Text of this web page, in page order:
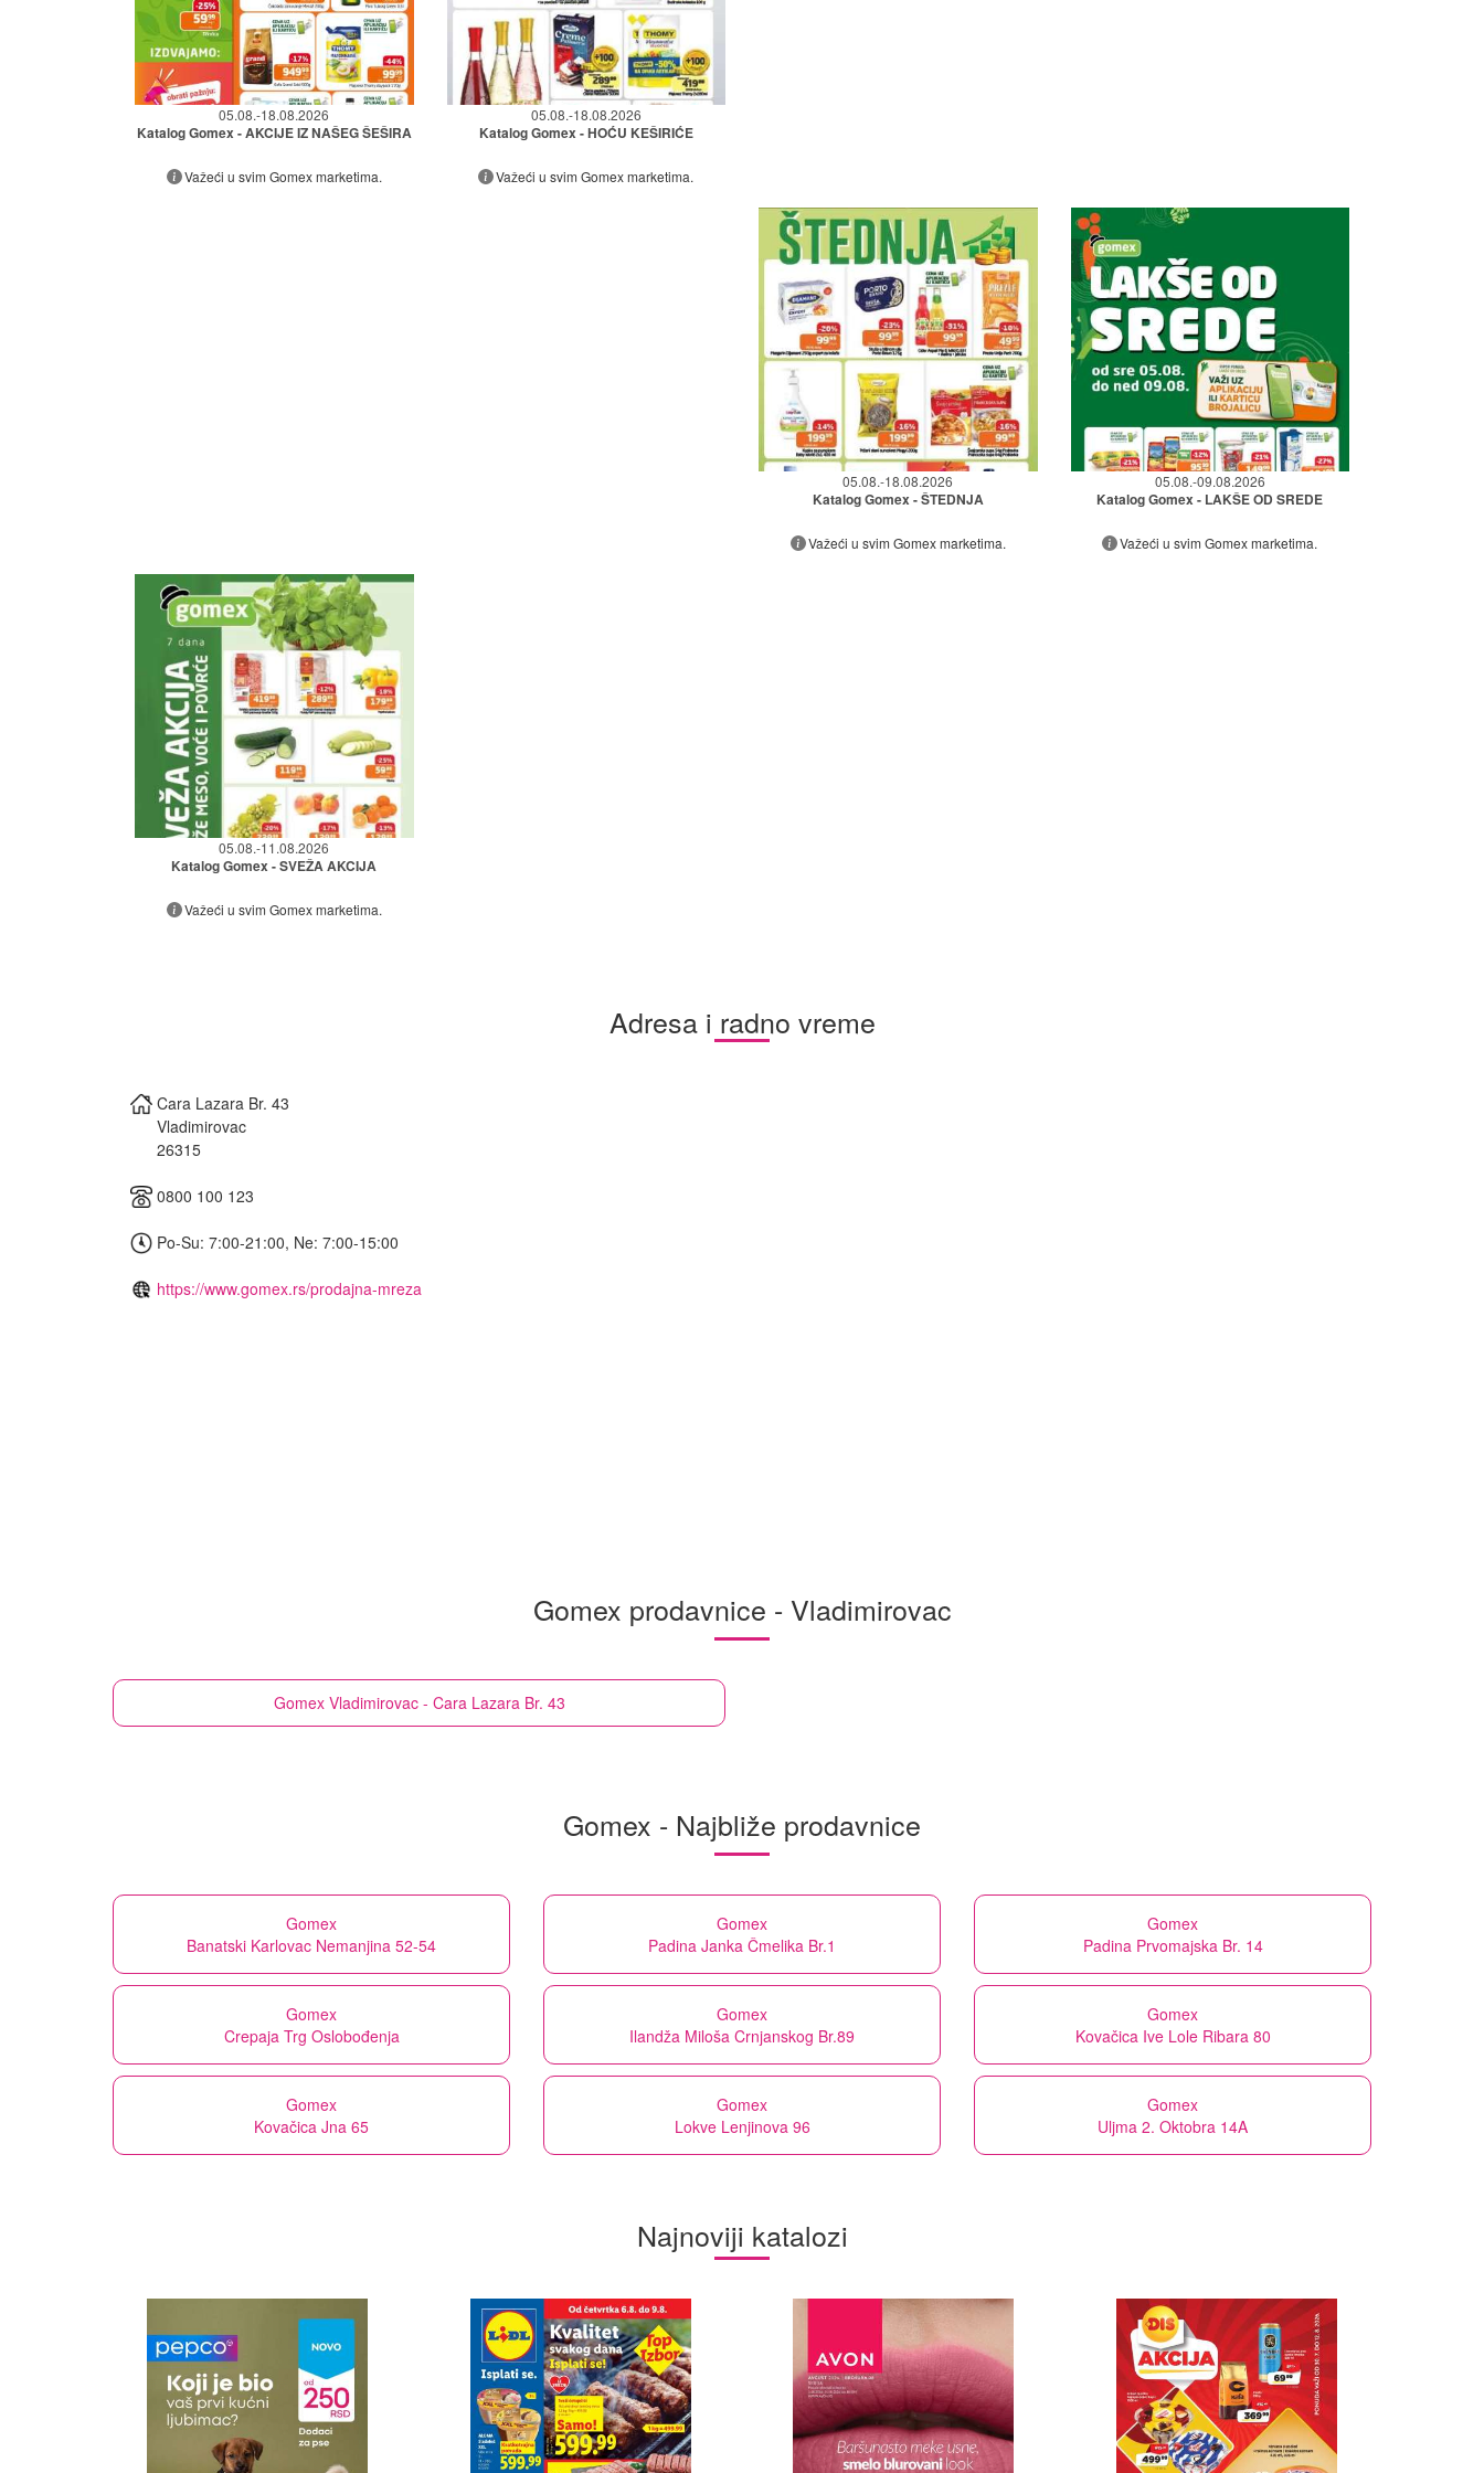
05.08.-18.08.2026
Katalog Gomex - AKCIJE IZ NAŠEG ŠEŠIRA
Važeći u svim Gomex marketima.
05.08.-18.08.2026
Katalog Gomex - HOĆU KEŠIRIĆE
Važeći u svim Gomex marketima.
05.08.-18.08.2026
Katalog Gomex - ŠTEDNJA
Važeći u svim Gomex marketima.
05.08.-09.08.2026
Katalog Gomex - LAKŠE OD SREDE
Važeći u svim Gomex marketima.
05.08.-11.08.2026
Katalog Gomex - SVEŽA AKCIJA
Važeći u svim Gomex marketima.
Adresa i radno vreme
Cara Lazara Br. 43
Vladimirovac
26315
0800 100 123
Po-Su: 7:00-21:00, Ne: 7:00-15:00
https://www.gomex.rs/prodajna-mreza
Gomex prodavnice - Vladimirovac
Gomex Vladimirovac - Cara Lazara Br. 43
Gomex - Najbliže prodavnice
Gomex
Banatski Karlovac Nemanjina 52-54
Gomex
Padina Janka Čmelika Br.1
Gomex
Padina Prvomajska Br. 14
Gomex
Crepaja Trg Oslobođenja
Gomex
Ilandža Miloša Crnjanskog Br.89
Gomex
Kovačica Ive Lole Ribara 80
Gomex
Kovačica Jna 65
Gomex
Lokve Lenjinova 96
Gomex
Uljma 2. Oktobra 14A
Najnoviji katalozi